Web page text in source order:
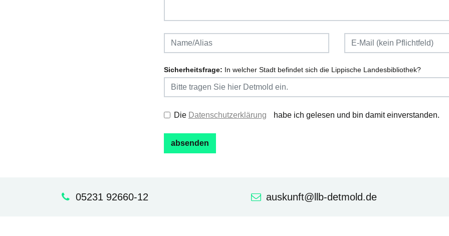
Sicherheitsfrage: In welcher Stadt befindet sich die Lippische Landesbibliothek?
Die Datenschutzerklärung habe ich gelesen und bin damit einverstanden.
05231 92660-12 auskunft@llb-detmold.de